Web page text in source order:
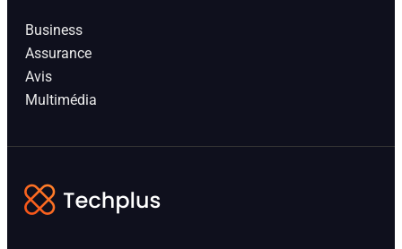
Business
Assurance
Avis
Multimédia